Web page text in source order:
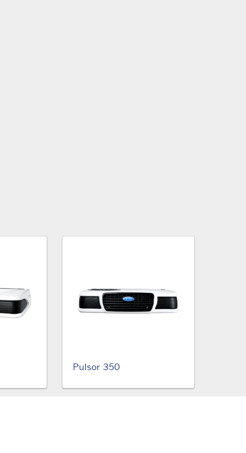
Pulsor 350